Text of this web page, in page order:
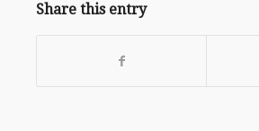
Share this entry